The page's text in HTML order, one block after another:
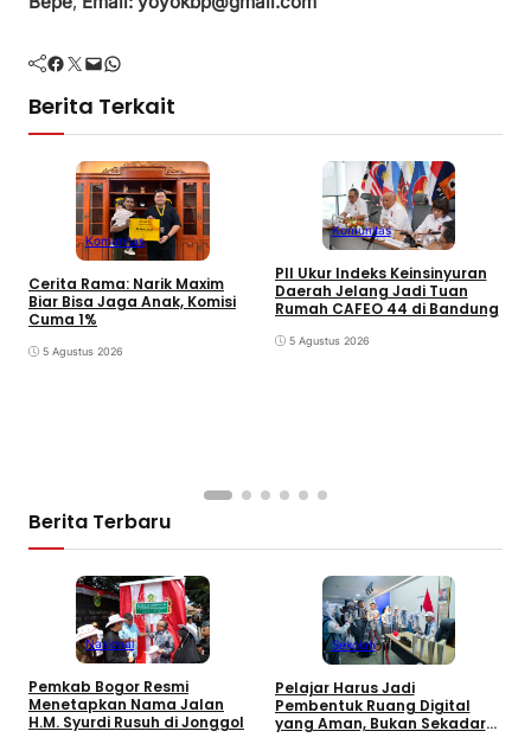
Facebook Twitter Mail WhatsApp
Berita Terkait
Komunitas
Cerita Rama: Narik Maxim
Biar Bisa Jaga Anak, Komisi
Cuma 1%
5 Agustus 2026
Komunitas
PII Ukur Indeks Keinsinyuran
Daerah Jelang Jadi Tuan
Rumah CAFEO 44 di Bandung
5 Agustus 2026
Berita Terbaru
Nasional
Pemkab Bogor Resmi
Menetapkan Nama Jalan
H.M. Syurdi Rusuh di Jonggol
Sekolah
Pelajar Harus Jadi
Pembentuk Ruang Digital
yang Aman, Bukan Sekadar